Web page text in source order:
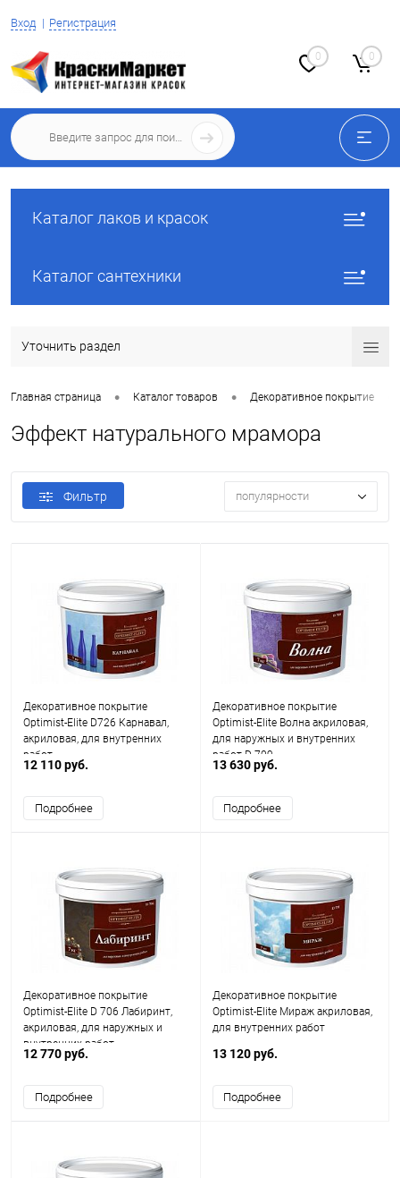
Вход Регистрация
0 0
Каталог лаков и красок
Каталог сантехники
Уточнить раздел
Главная страница • Каталог товаров • Декоративное покрытие
Эффект натурального мрамора
Фильтр популярности
Декоративное покрытие
Optimist-Elite D726 Карнавал,
акриловая, для внутренних
работ
12 110 руб.
Подробнее
Декоративное покрытие
Optimist-Elite Волна акриловая,
для наружных и внутренних
работ D 709
13 630 руб.
Подробнее
Декоративное покрытие
Optimist-Elite D 706 Лабиринт,
акриловая, для наружных и
внутренних работ
12 770 руб.
Подробнее
Декоративное покрытие
Optimist-Elite Мираж акриловая,
для внутренних работ
13 120 руб.
Подробнее